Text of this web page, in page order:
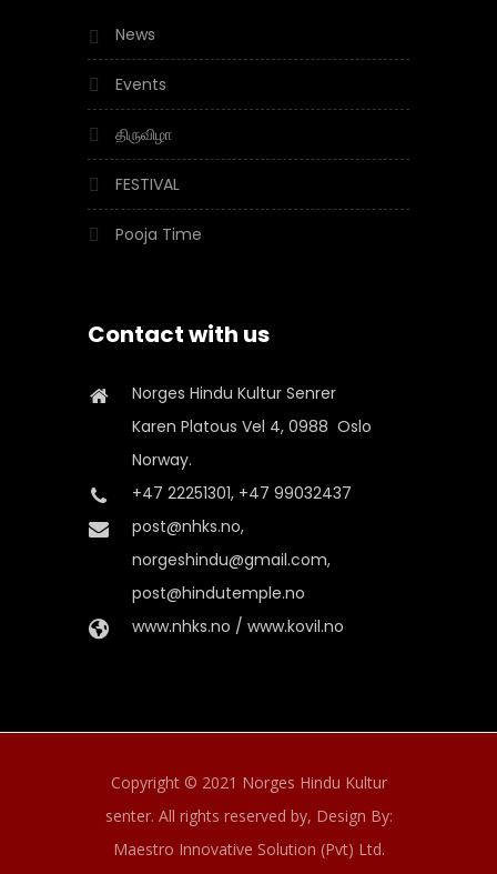
News
Events
திருவிழா
FESTIVAL
Pooja Time
Contact with us
Norges Hindu Kultur Senrer
Karen Platous Vel 4, 0988 Oslo
Norway.
+47 22251301, +47 99032437
post@nhks.no,
norgeshindu@gmail.com,
post@hindutemple.no
www.nhks.no / www.kovil.no
Copyright © 2021 Norges Hindu Kultur
senter. All rights reserved by, Design By:
Maestro Innovative Solution (Pvt) Ltd.